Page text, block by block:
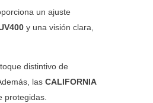
un ajuste
y una visión clara,
distintivo de
las CALIFORNIA
protegidas.